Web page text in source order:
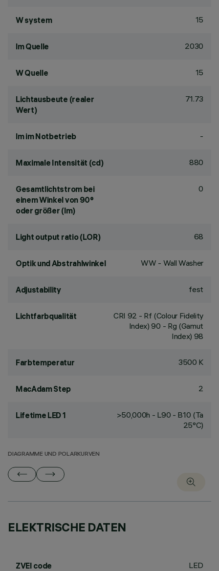
W system 15
lm Quelle 2030
W Quelle 15
Lichtausbeute (realer
Wert)
71.73
lm im Notbetrieb -
Maximale Intensität (cd) 880
Gesamtlichtstrom bei
einem Winkel von 90°
oder größer (lm)
0
Light output ratio (LOR) 68
Optik und Abstrahlwinkel WW - Wall Washer
Adjustability fest
Lichtfarbqualität CRI 92 - Rf (Colour Fidelity
Index) 90 - Rg (Gamut
Index) 98
Farbtemperatur 3500 K
MacAdam Step 2
Lifetime LED 1
>50,000h - L90 - B10 (Ta
25°C)
DIAGRAMME UND POLARKURVEN
ELEKTRISCHE DATEN
ZVEI code LED